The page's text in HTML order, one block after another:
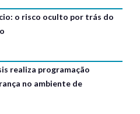
o risco oculto por trás do
realiza programação
no ambiente de